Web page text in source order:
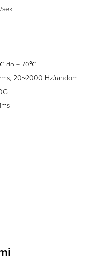
sek
do + 70℃
20~2000 Hz/random